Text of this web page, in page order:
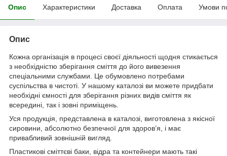
Опис Характеристики Доставка Оплата Умови
Опис
Кожна організація в процесі своєї діяльності щодня стикається
з необхідністю зберігання сміття до його вивезення
спеціальними службами. Це обумовлено потребами
суспільства в чистоті. У нашому каталозі ви можете придбати
необхідні ємності для зберігання різних видів сміття як
всередині, так і зовні приміщень.
Уся продукція, представлена в каталозі, виготовлена з якісної
сировини, абсолютно безпечної для здоров’я, і має
привабливий зовнішній вигляд.
Пластикові сміттєві баки, відра та контейнери мають такі